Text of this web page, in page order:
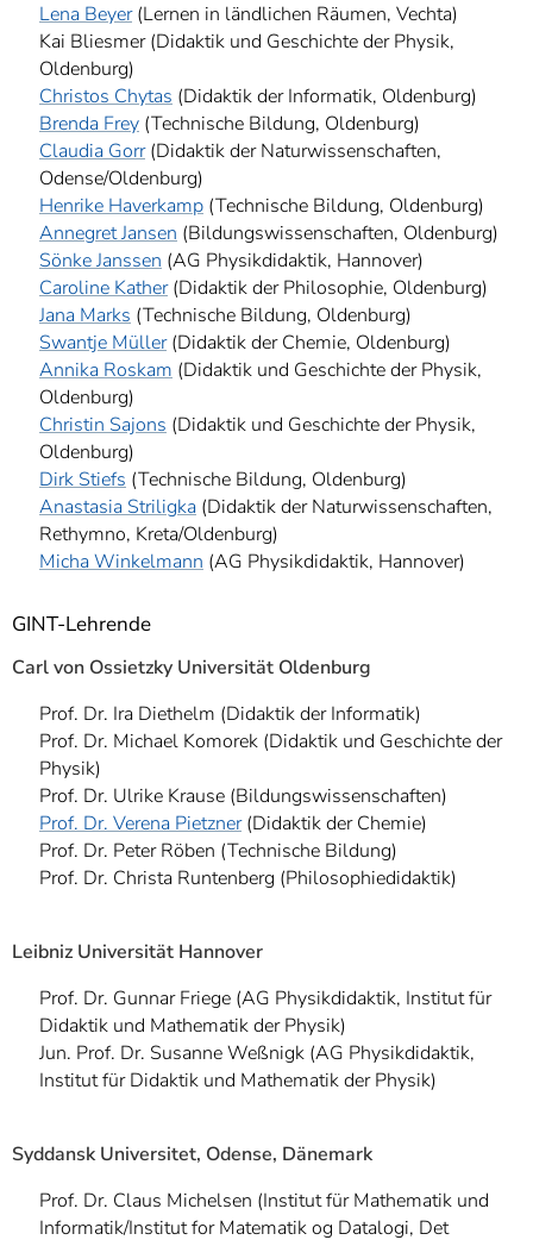
Lena Beyer(Lernen in ländlichen Räumen, Vechta)
Kai Bliesmer (Didaktik und Geschichte der Physik,
Oldenburg)
Christos Chytas (Didaktik der Informatik, Oldenburg)
Brenda Frey (Technische Bildung, Oldenburg)
Claudia Gorr(Didaktik der Naturwissenschaften,
Odense/Oldenburg)
Henrike Haverkamp (Technische Bildung, Oldenburg)
Annegret Jansen (Bildungswissenschaften, Oldenburg)
Sönke Janssen (AG Physikdidaktik, Hannover)
Caroline Kather(Didaktik der Philosophie, Oldenburg)
Jana Marks (Technische Bildung, Oldenburg)
Swantje Müller(Didaktik der Chemie, Oldenburg)
Annika Roskam (Didaktik und Geschichte der Physik,
Oldenburg)
Christin Sajons (Didaktik und Geschichte der Physik,
Oldenburg)
Dirk Stiefs (Technische Bildung, Oldenburg)
Anastasia Striligka (Didaktik der Naturwissenschaften,
Rethymno, Kreta/Oldenburg)
Micha Winkelmann (AG Physikdidaktik, Hannover)
GINT-Lehrende
Carl von Ossietzky Universität Oldenburg
Prof. Dr. Ira Diethelm (Didaktik der Informatik)
Prof. Dr. Michael Komorek (Didaktik und Geschichte der
Physik)
Prof. Dr. Ulrike Krause (Bildungswissenschaften)
Prof. Dr. Verena Pietzner(Didaktik der Chemie)
Prof. Dr. Peter Röben (Technische Bildung)
Prof. Dr. Christa Runtenberg (Philosophiedidaktik)
Leibniz Universität Hannover
Prof. Dr. Gunnar Friege (AG Physikdidaktik, Institut für
Didaktik und Mathematik der Physik)
Jun. Prof. Dr. Susanne Weßnigk (AG Physikdidaktik,
Institut für Didaktik und Mathematik der Physik)
Syddansk Universitet, Odense, Dänemark
Prof. Dr. Claus Michelsen (Institut für Mathematik und
Informatik/Institut for Matematik og Datalogi, Det